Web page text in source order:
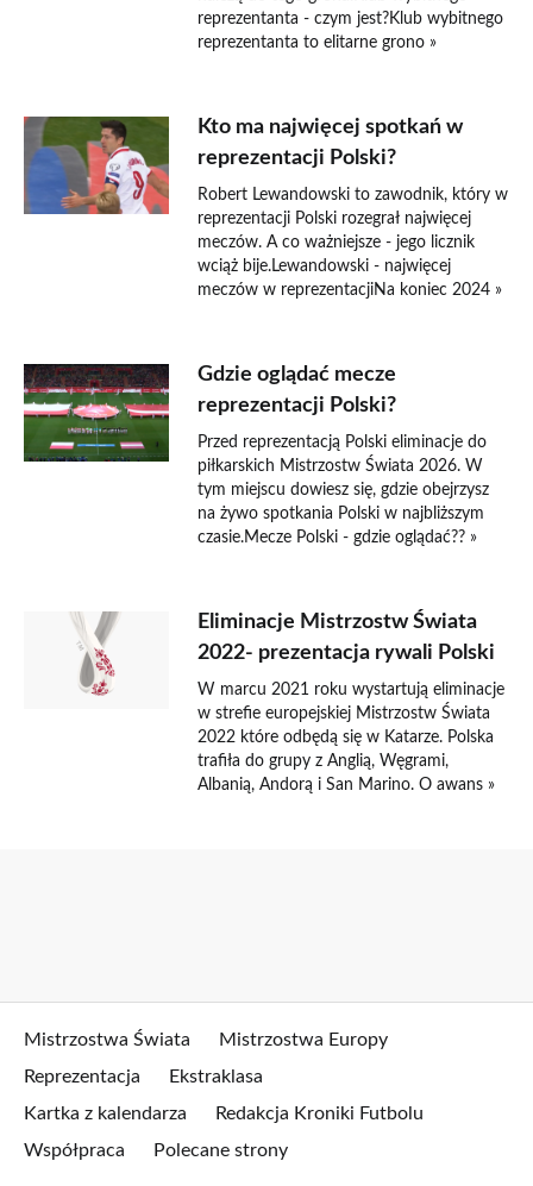
reprezentanta - czym jest?Klub wybitnego
reprezentanta to elitarne grono »
Kto ma najwięcej spotkań w
reprezentacji Polski?
Robert Lewandowski to zawodnik, który w
reprezentacji Polski rozegrał najwięcej
meczów. A co ważniejsze - jego licznik
wciąż bije.Lewandowski - najwięcej
meczów w reprezentacjiNa koniec 2024 »
Gdzie oglądać mecze
reprezentacji Polski?
Przed reprezentacją Polski eliminacje do
piłkarskich Mistrzostw Świata 2026. W
tym miejscu dowiesz się, gdzie obejrzysz
na żywo spotkania Polski w najbliższym
czasie.Mecze Polski - gdzie oglądać?? »
Eliminacje Mistrzostw Świata
2022- prezentacja rywali Polski
W marcu 2021 roku wystartują eliminacje
w strefie europejskiej Mistrzostw Świata
2022 które odbędą się w Katarze. Polska
trafiła do grupy z Anglią, Węgrami,
Albanią, Andorą i San Marino. O awans »
Mistrzostwa Świata
Mistrzostwa Europy
Reprezentacja
Ekstraklasa
Kartka z kalendarza
Redakcja Kroniki Futbolu
Współpraca
Polecane strony